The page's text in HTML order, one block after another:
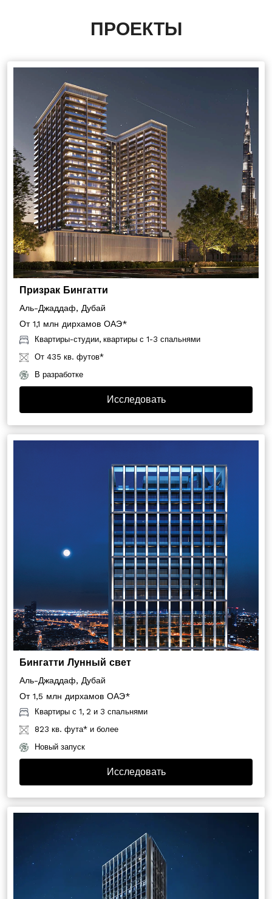
ПРОЕКТЫ
Призрак Бингатти
Аль-Джаддаф, Дубай
От 1,1 млн дирхамов ОАЭ*
Квартиры-студии, квартиры с 1-3 спальнями
От 435 кв. футов*
В разработке
Исследовать
Бингатти Лунный свет
Аль-Джаддаф, Дубай
От 1,5 млн дирхамов ОАЭ*
Квартиры с 1, 2 и 3 спальнями
823 кв. фута* и более
Новый запуск
Исследовать